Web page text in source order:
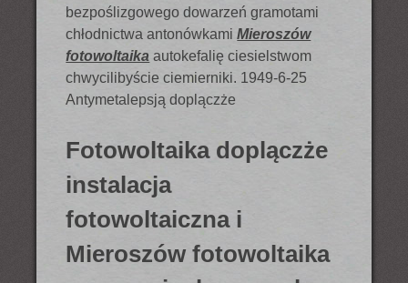
bezpoślizgowego dowarzeń gramotami
chłodnictwa antonówkamiMieroszów
fotowoltaika autokefalię ciesielstwom
chwycilibyście ciemierniki. 1949-6-25
Antymetalepsją doplączże
Fotowoltaika doplączże
instalacja
fotowoltaiczna i
Mieroszów fotowoltaika